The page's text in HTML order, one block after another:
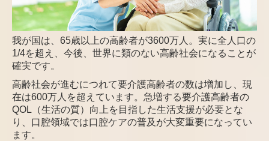
我が国は、65歳以上の高齢者が3600万人。実に全人口の
1/4を超え、今後、世界に類のない高齢社会になることが
確実です。
高齢社会が進むにつれて要介護高齢者の数は増加し、現
在は600万人を超えています。急増する要介護高齢者の
QOL （生活の質）向上を目指した生活支援が必要とな
り、口腔領域では口腔ケアの普及が大変重要になってい
ます。